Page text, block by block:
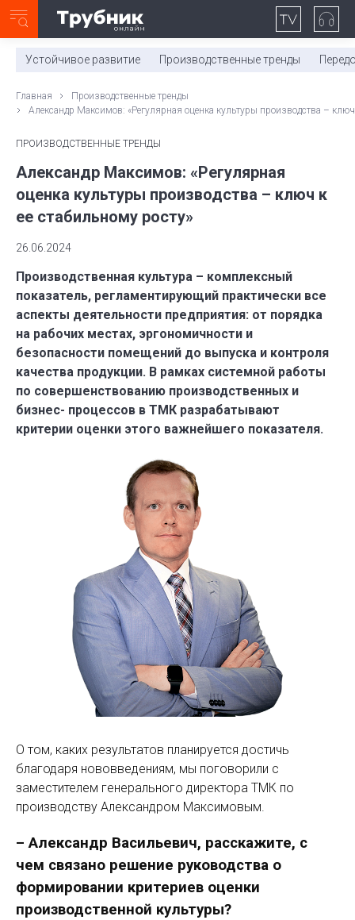
0:00/ 11:03
Устойчивое развитие Производственные тренды
Главная
Производственные тренды
Александр Максимов: «Регулярная оценка культуры производства – ключ
ПРОИЗВОДСТВЕННЫЕ ТРЕНДЫ
Александр Максимов: «Регулярная
оценка культуры производства – ключ к
ее стабильному росту»
26.06.2024
Производственная культура – комплексный
показатель, регламентирующий практически все
аспекты деятельности предприятия: от порядка
на рабочих местах, эргономичности и
безопасности помещений до выпуска и контроля
качества продукции. В рамках системной работы
по совершенствованию производственных и
бизнес- процессов в ТМК разрабатывают
критерии оценки этого важнейшего показателя.
О том, каких результатов планируется достичь
благодаря нововведениям, мы поговорили с
заместителем генерального директора ТМК по
производству Александром Максимовым.
– Александр Васильевич, расскажите, с
чем связано решение руководства о
формировании критериев оценки
производственной культуры?